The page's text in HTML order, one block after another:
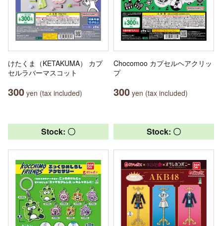
けたくま（KETAKUMA） カプ
セルラバーマスコット
300 yen (tax included)
Chocomoo カプセルヘアクリッ
プ
300 yen (tax included)
Stock: 〇 Stock: 〇